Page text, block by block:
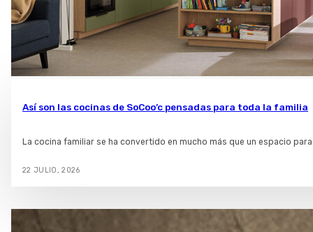
Así son las cocinas de SoCoo’c pensadas para toda la familia
La cocina familiar se ha convertido en mucho más que un espacio
22 JULIO, 2026